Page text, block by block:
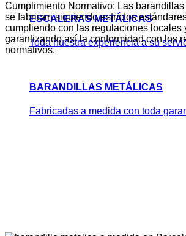
ESCALERAS METÁLICAS
Toda nuestra experiencia a su
BARANDILLAS METÁLICAS
Fabricadas a medida con toda
Cumplimiento Normativo: Las
se fabrican siguiendo estrictos
cumpliendo con las regulaciones locales
garantizando así la conformidad con los
normativos.